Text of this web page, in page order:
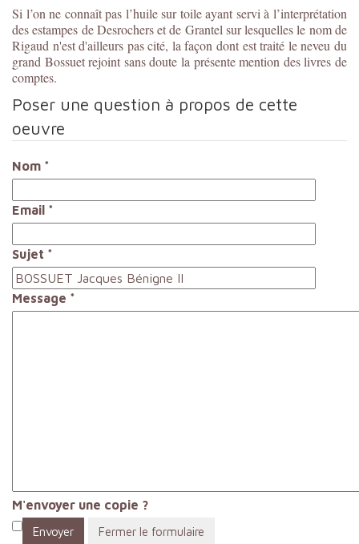
Si l’on ne connaît pas l’huile sur toile ayant servi à l’interprétation
des estampes de Desrochers et de Grantel sur lesquelles le nom de
Rigaud n'est d'ailleurs pas cité, la façon dont est traité le neveu du
grand Bossuet rejoint sans doute la présente mention des livres de
comptes.
Poser une question à propos de cette
oeuvre
Nom *
Email *
Sujet *
Message *
M'envoyer une copie ?
Envoyer
Fermer le formulaire